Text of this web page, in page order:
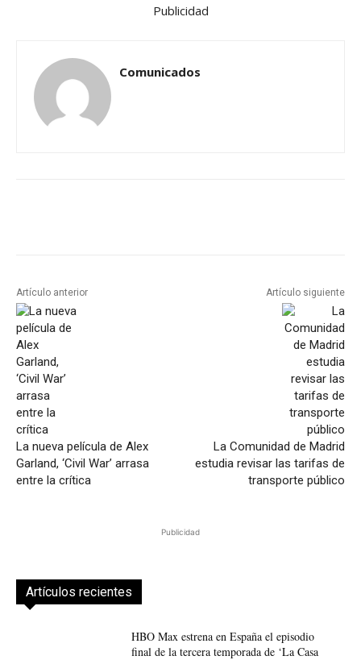
Publicidad
Comunicados
Artículo anterior
La nueva película de Alex
Garland, ‘Civil War’ arrasa
entre la crítica
Artículo siguiente
La Comunidad de Madrid
estudia revisar las tarifas de
transporte público
Publicidad
Artículos recientes
HBO Max estrena en España el episodio
final de la tercera temporada de ‘La Casa